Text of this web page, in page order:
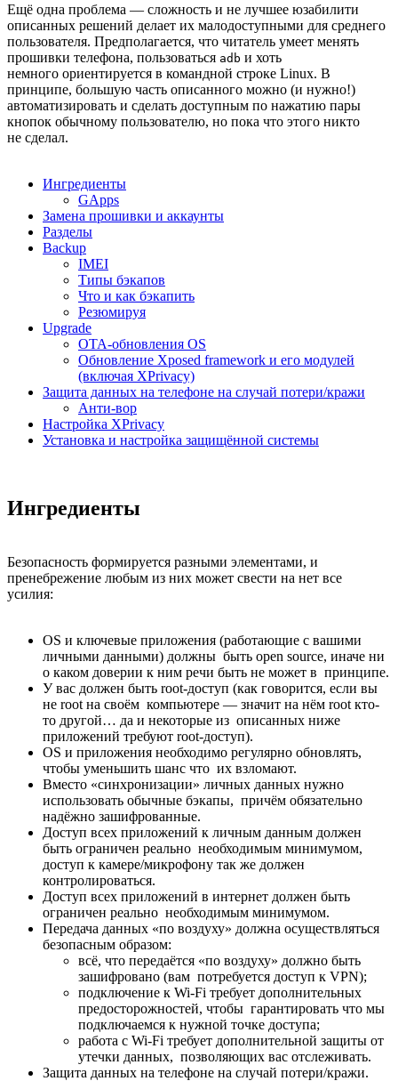
Ещё одна проблема — сложность и не лучшее юзабилити
описанных решений делает их малодоступными для среднего
пользователя. Предполагается, что читатель умеет менять
прошивки телефона, пользоваться adb и хоть
немного ориентируется в командной строке Linux. В
принципе, большую часть описанного можно (и нужно!)
автоматизировать и сделать доступным по нажатию пары
кнопок обычному пользователю, но пока что этого никто
не сделал.
Ингредиенты
GApps
Замена прошивки и аккаунты
Разделы
Backup
IMEI
Типы бэкапов
Что и как бэкапить
Резюмируя
Upgrade
OTA-обновления OS
Обновление Xposed framework и его модулей
(включая XPrivacy)
Защита данных на телефоне на случай потери/кражи
Анти-вор
Настройка XPrivacy
Установка и настройка защищённой системы
Ингредиенты
Безопасность формируется разными элементами, и
пренебрежение любым из них может свести на нет все
усилия:
OS и ключевые приложения (работающие с вашими
личными данными) должны быть open source, иначе ни
о каком доверии к ним речи быть не может в принципе.
У вас должен быть root-доступ (как говорится, если вы
не root на своём компьютере — значит на нём root кто-
то другой… да и некоторые из описанных ниже
приложений требуют root-доступ).
OS и приложения необходимо регулярно обновлять,
чтобы уменьшить шанс что их взломают.
Вместо «синхронизации» личных данных нужно
использовать обычные бэкапы, причём обязательно
надёжно зашифрованные.
Доступ всех приложений к личным данным должен
быть ограничен реально необходимым минимумом,
доступ к камере/микрофону так же должен
контролироваться.
Доступ всех приложений в интернет должен быть
ограничен реально необходимым минимумом.
Передача данных «по воздуху» должна осуществляться
безопасным образом:
всё, что передаётся «по воздуху» должно быть
зашифровано (вам потребуется доступ к VPN);
подключение к Wi-Fi требует дополнительных
предосторожностей, чтобы гарантировать что мы
подключаемся к нужной точке доступа;
работа с Wi-Fi требует дополнительной защиты от
утечки данных, позволяющих вас отслеживать.
Защита данных на телефоне на случай потери/кражи.